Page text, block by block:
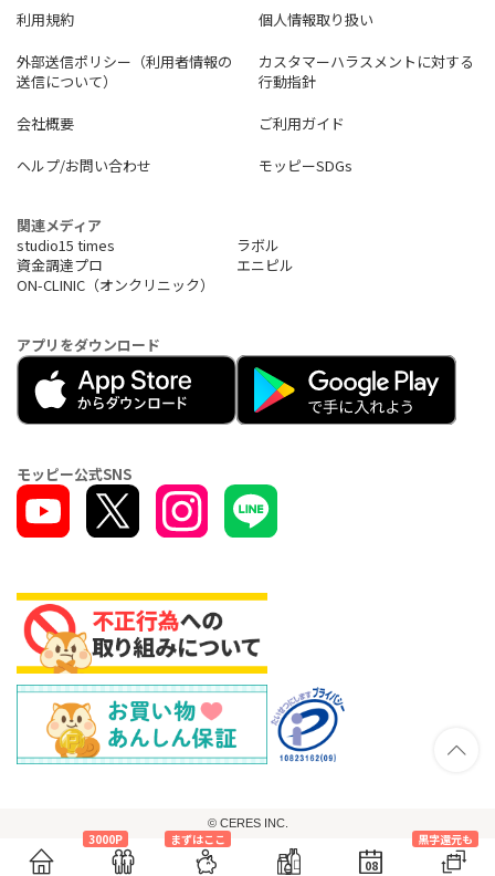
3000P
まずはここ
08
黒字還元も
利用規約
個人情報取り扱い
外部送信ポリシー（利用者情報の
送信について）
カスタマーハラスメントに対する
行動指針
会社概要
ご利用ガイド
ヘルプ/お問い合わせ
モッピーSDGs
関連メディア
studio15 times
ラボル
資金調達プロ
エニピル
ON-CLINIC（オンクリニック）
アプリをダウンロード
モッピー公式SNS
© CERES INC.